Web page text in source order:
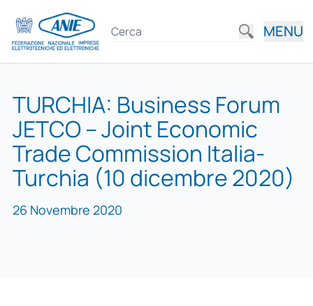
MENU
TURCHIA: Business Forum
JETCO – Joint Economic
Trade Commission Italia-
Turchia (10 dicembre 2020)
26 Novembre 2020